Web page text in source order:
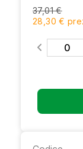
37,01 €
28,30 €